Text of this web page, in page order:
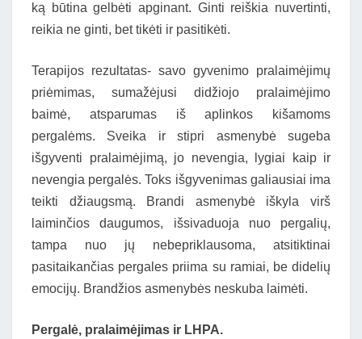
ką būtina gelbėti apginant. Ginti reiškia nuvertinti,
reikia ne ginti, bet tikėti ir pasitikėti.
Terapijos rezultatas- savo gyvenimo pralaimėjimų
priėmimas, sumažėjusi didžiojo pralaimėjimo
baimė, atsparumas iš aplinkos kišamoms
pergalėms. Sveika ir stipri asmenybė sugeba
išgyventi pralaimėjimą, jo nevengia, lygiai kaip ir
nevengia pergalės. Toks išgyvenimas galiausiai ima
teikti džiaugsmą. Brandi asmenybė iškyla virš
laiminčios daugumos, išsivaduoja nuo pergalių,
tampa nuo jų nebepriklausoma, atsitiktinai
pasitaikančias pergales priima su ramiai, be didelių
emocijų. Brandžios asmenybės neskuba laimėti.
Pergalė, pralaimėjimas ir LHPA.